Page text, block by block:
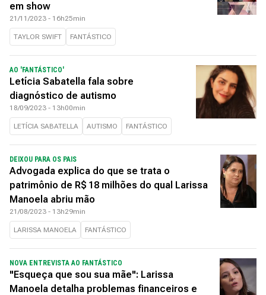
em show
21/11/2023 - 16h25min
TAYLOR SWIFT FANTÁSTICO
AO 'FANTÁSTICO'
Letícia Sabatella fala sobre
diagnóstico de autismo
18/09/2023 - 13h00min
LETÍCIA SABATELLA AUTISMO FANTÁSTICO
DEIXOU PARA OS PAIS
Advogada explica do que se trata o
patrimônio de R$ 18 milhões do qual Larissa
Manoela abriu mão
21/08/2023 - 13h29min
LARISSA MANOELA FANTÁSTICO
NOVA ENTREVISTA AO FANTÁSTICO
"Esqueça que sou sua mãe": Larissa
Manoela detalha problemas financeiros e